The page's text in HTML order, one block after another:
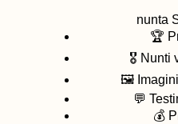
nunta
🏆
🎖️ Nunti
🖼️ Imagini
💬
💰